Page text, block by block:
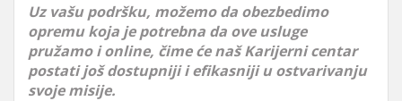
Uz vašu podršku, možemo da obezbedimo
opremu koja je potrebna da ove usluge
pružamo i online, čime će naš Karijerni centar
postati još dostupniji i efikasniji u ostvarivanju
svoje misije.